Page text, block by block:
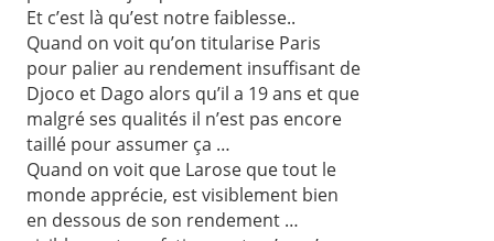
Et c’est là qu’est notre faiblesse..
Quand on voit qu’on titularise Paris
pour palier au rendement insuffisant de
Djoco et Dago alors qu’il a 19 ans et que
malgré ses qualités il n’est pas encore
taillé pour assumer ça …
Quand on voit que Larose que tout le
monde apprécie, est visiblement bien
en dessous de son rendement …